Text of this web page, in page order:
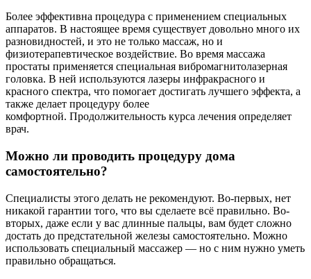
Более эффективна процедура с применением специальных
аппаратов. В настоящее время существует довольно много их
разновидностей, и это не только массаж, но и
физиотерапевтическое воздействие. Во время массажа
простаты применяется специальная вибромагнитолазерная
головка. В ней используются лазеры инфракрасного и
красного спектра, что помогает достигать лучшего эффекта, а
также делает процедуру более
комфортной. Продолжительность курса лечения определяет
врач.
Можно ли проводить процедуру дома
самостоятельно?
Специалисты этого делать не рекомендуют. Во-первых, нет
никакой гарантии того, что вы сделаете всё правильно. Во-
вторых, даже если у вас длинные пальцы, вам будет сложно
достать до предстательной железы самостоятельно. Можно
использовать специальный массажер — но с ним нужно уметь
правильно обращаться.